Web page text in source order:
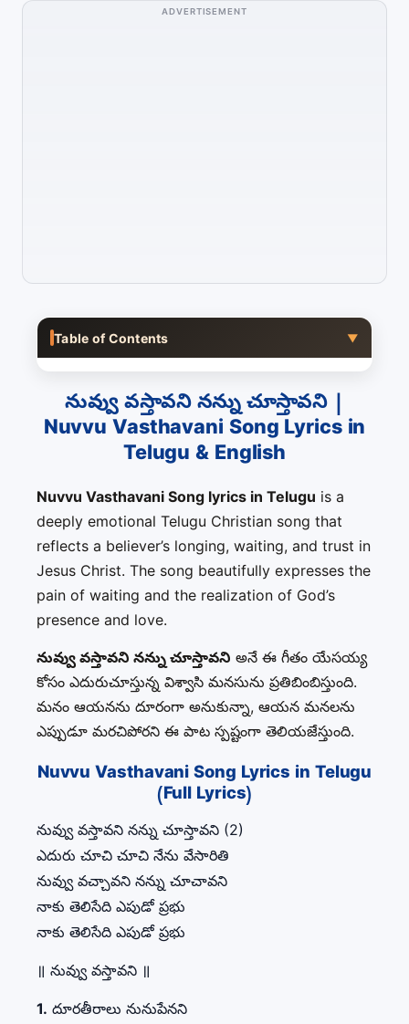
ADVERTISEMENT
Table of Contents ▼
నువ్వు వస్తావని నన్ను చూస్తావని |
Nuvvu Vasthavani Song Lyrics in
Telugu & English
Nuvvu Vasthavani Song lyrics in Telugu is a
deeply emotional Telugu Christian song that
reflects a believer’s longing, waiting, and trust in
Jesus Christ. The song beautifully expresses the
pain of waiting and the realization of God’s
presence and love.
నువ్వు వస్తావని నన్ను చూస్తావని అనే ఈ గీతం యేసయ్య
కోసం ఎదురుచూస్తున్న విశ్వాసి మనసును ప్రతిబింబిస్తుంది.
మనం ఆయనను దూరంగా అనుకున్నా, ఆయన మనలను
ఎప్పుడూ మరచిపోరని ఈ పాట స్పష్టంగా తెలియజేస్తుంది.
Nuvvu Vasthavani Song Lyrics in Telugu
(Full Lyrics)
నువ్వు వస్తావని నన్ను చూస్తావని (2)
ఎదురు చూచి చూచి నేను వేసారితి
నువ్వు వచ్చావని నన్ను చూచావని
నాకు తెలిసేది ఎపుడో ప్రభు
నాకు తెలిసేది ఎపుడో ప్రభు
॥ నువ్వు వస్తావని ॥
1. దూరతీరాలు నునుపేనని